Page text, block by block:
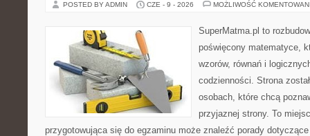
POSTED BY ADMIN CZE - 9 - 2026 MOŻLIWOŚĆ
SuperMatma.pl to
poświęcony matematyce,
wzorów, równań i
codzienności. Strona
osobach, które chcą
przyjaznej strony. To
przygotowująca się do egzaminu może znaleźć porady